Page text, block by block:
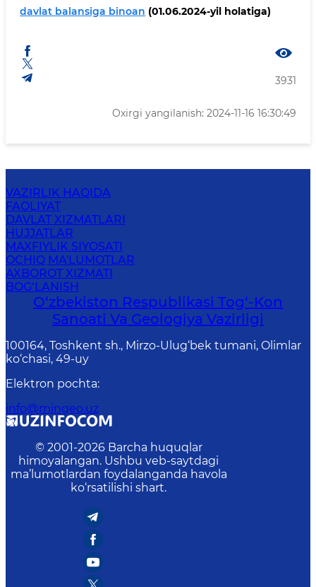
davlat balansiga binoan (01.06.2024-yil holatiga)
3931
Oxirgi yangilanish: 2024-11-16 16:30:49
VAZIRLIK HAQIDA
FAOLIYAT
DAVLAT XIZMATLARI
HUJJATLAR
MAXFIYLIK SIYOSATI
OCHIQ MA'LUMOTLAR
AXBOROT XIZMATI
BOG‘LANISH
O‘zbekiston Respublikasi Tog‘-Kon
Sanoati Va Geologiya Vazirligi
100164, Toshkent sh., Mirzo-Ulug‘bek tumani, Olimlar
ko‘chasi, 49-uy
Elektron pochta:
info@mingeo.uz
© 2001-2026 Barcha huquqlar
himoyalangan. Ushbu veb-saytdagi
ma’lumotlardan foydalanganda havola
ko‘rsatilishi shart.